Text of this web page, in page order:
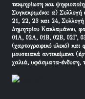
τεκμηρίωση και
Συγκεκριμένα: α) Συλλογή
21, 22, 23 και 24,
Δημητρίου Κακλαμάνου,
01Α, 02Α, 01Β, 02Β, 02Γ,
(χαρτογραφικό υλικό)
μουσειακά αντικείμενα
χαλιά, υφάσματα-ένδυση,